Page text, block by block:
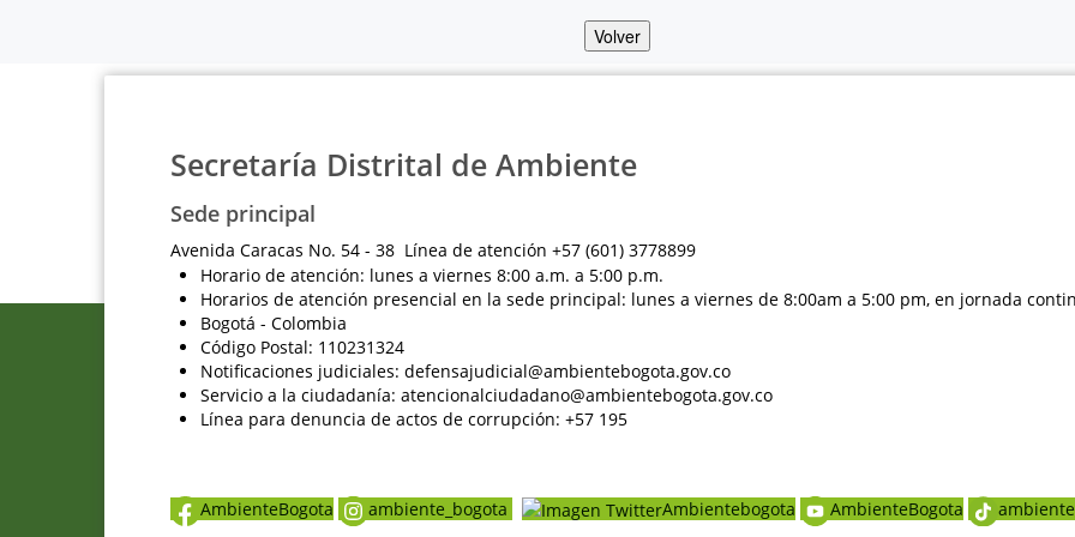
Volver
Secretaría Distrital de Ambiente
Sede principal
Avenida Caracas No. 54 - 38 Línea de atención +57 (601) 3778899
Horario de atención: lunes a viernes 8:00 a.m. a 5:00 p.m.
Horarios de atención presencial en la sede principal: lunes a viernes de 8:00am a 5:00 pm, en jornada
Bogotá - Colombia
Código Postal: 110231324
Notificaciones judiciales: defensajudicial@ambientebogota.gov.co
Servicio a la ciudadanía: atencionalciudadano@ambientebogota.gov.co
Línea para denuncia de actos de corrupción: +57 195
AmbienteBogota ambiente_bogota Ambientebogota AmbienteBogota